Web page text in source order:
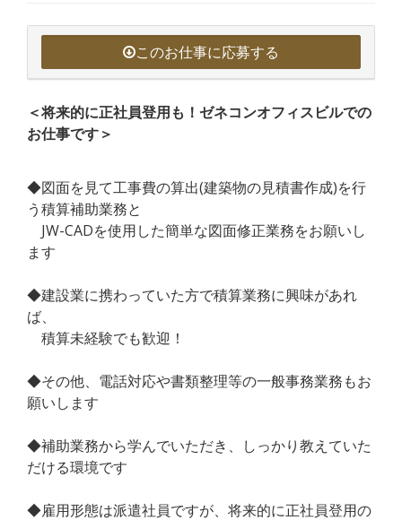
このお仕事に応募する
＜将来的に正社員登用も！ゼネコンオフィスビルでの
お仕事です＞
◆図面を見て工事費の算出(建築物の見積書作成)を行
う積算補助業務と
JW-CADを使用した簡単な図面修正業務をお願いし
ます
◆建設業に携わっていた方で積算業務に興味があれ
ば、
積算未経験でも歓迎！
◆その他、電話対応や書類整理等の一般事務業務もお
願いします
◆補助業務から学んでいただき、しっかり教えていた
だける環境です
◆雇用形態は派遣社員ですが、将来的に正社員登用の